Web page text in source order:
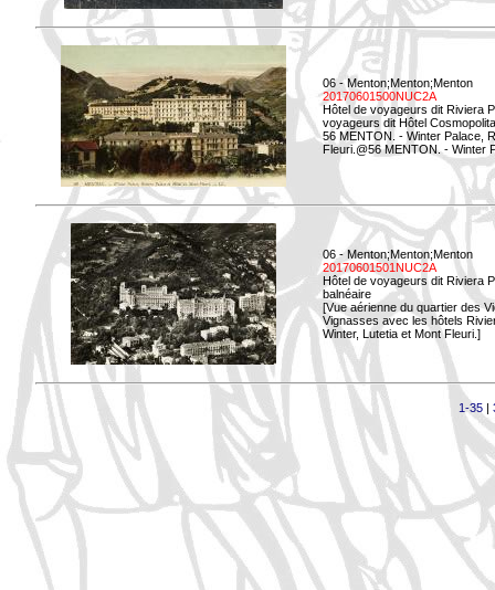
06 - Menton;Menton;Menton
20170601500NUC2A
Hôtel de voyageurs dit Riviera
voyageurs dit Hôtel
56 MENTON. - Winter Palace,
Fleuri.@56 MENTON. - Winter
06 - Menton;Menton;Menton
20170601501NUC2A
Hôtel de voyageurs dit Riviera
balnéaire
[Vue aérienne du quartier des
Vignasses avec les hôtels
Winter, Lutetia et Mont Fleuri.]
1-35|